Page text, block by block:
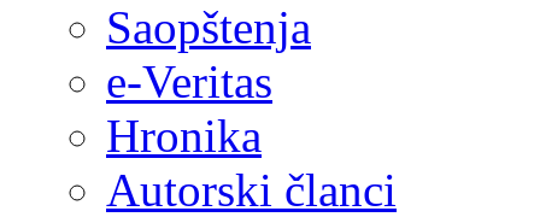
Saopštenja
e-Veritas
Hronika
Autorski članci